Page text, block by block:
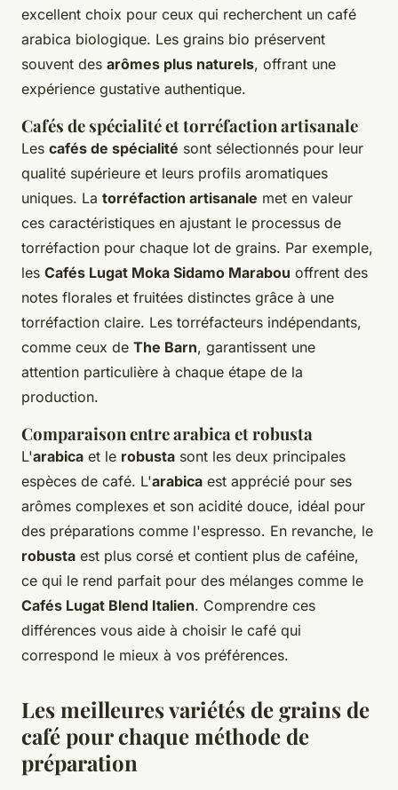
excellent choix pour ceux qui recherchent un café
arabica biologique. Les grains bio préservent
souvent des arômes plus naturels, offrant une
expérience gustative authentique.
Cafés de spécialité et torréfaction artisanale
Les cafés de spécialité sont sélectionnés pour leur
qualité supérieure et leurs profils aromatiques
uniques. La torréfaction artisanale met en valeur
ces caractéristiques en ajustant le processus de
torréfaction pour chaque lot de grains. Par exemple,
les Cafés Lugat Moka Sidamo Marabou offrent des
notes florales et fruitées distinctes grâce à une
torréfaction claire. Les torréfacteurs indépendants,
comme ceux de The Barn, garantissent une
attention particulière à chaque étape de la
production.
Comparaison entre arabica et robusta
L'arabica et le robusta sont les deux principales
espèces de café. L'arabica est apprécié pour ses
arômes complexes et son acidité douce, idéal pour
des préparations comme l'espresso. En revanche, le
robusta est plus corsé et contient plus de caféine,
ce qui le rend parfait pour des mélanges comme le
Cafés Lugat Blend Italien. Comprendre ces
différences vous aide à choisir le café qui
correspond le mieux à vos préférences.
Les meilleures variétés de grains de
café pour chaque méthode de
préparation